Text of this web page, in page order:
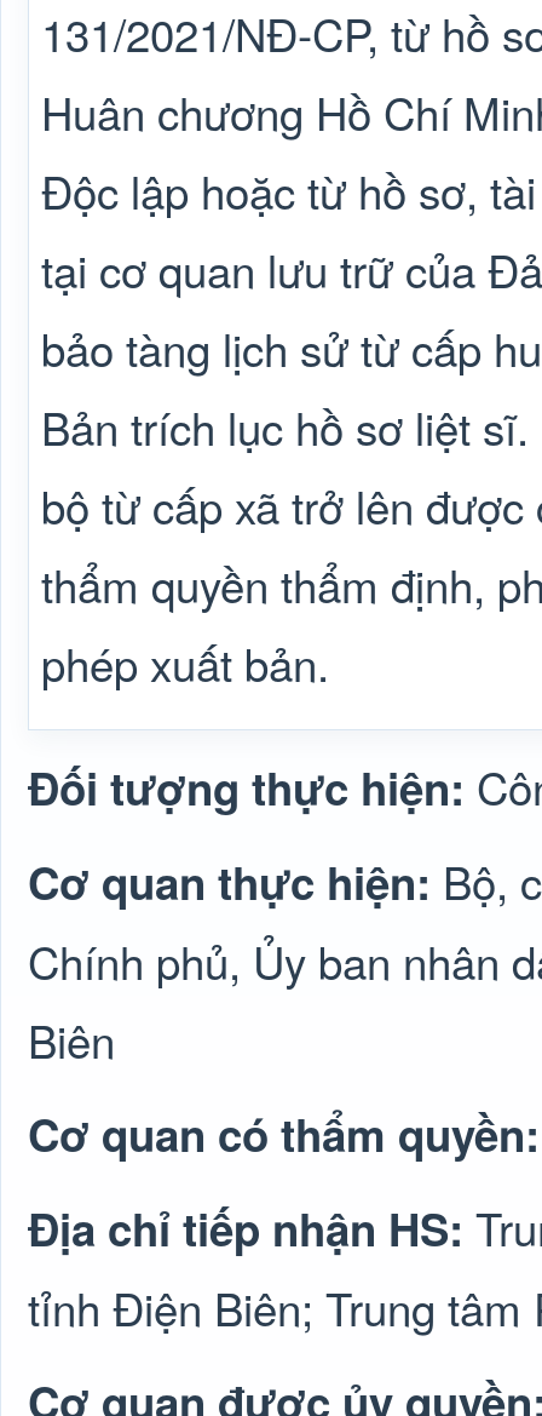
131/2021/NĐ-CP, từ hồ
Huân chương Hồ Chí
Độc lập hoặc từ hồ sơ,
tại cơ quan lưu trữ của
bảo tàng lịch sử từ cấp
Bản trích lục hồ sơ liệt
bộ từ cấp xã trở lên
thẩm quyền thẩm định,
phép xuất bản.
Đối tượng thực hiện:
Cơ quan thực hiện: Bộ,
Chính phủ, Ủy ban nhân
Biên
Cơ quan có thẩm
Địa chỉ tiếp nhận HS:
tỉnh Điện Biên; Trung tâm
Cơ quan được ủy